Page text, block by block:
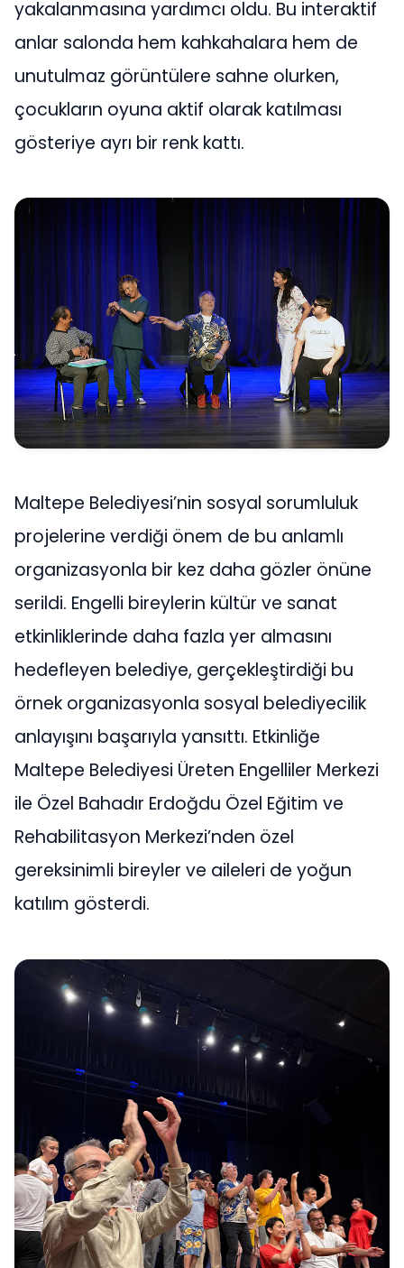
yakalanmasına yardımcı oldu. Bu interaktif
anlar salonda hem kahkahalara hem de
unutulmaz görüntülere sahne olurken,
çocukların oyuna aktif olarak katılması
gösteriye ayrı bir renk kattı.
Maltepe Belediyesi’nin sosyal sorumluluk
projelerine verdiği önem de bu anlamlı
organizasyonla bir kez daha gözler önüne
serildi. Engelli bireylerin kültür ve sanat
etkinliklerinde daha fazla yer almasını
hedefleyen belediye, gerçekleştirdiği bu
örnek organizasyonla sosyal belediyecilik
anlayışını başarıyla yansıttı. Etkinliğe
Maltepe Belediyesi Üreten Engelliler Merkezi
ile Özel Bahadır Erdoğdu Özel Eğitim ve
Rehabilitasyon Merkezi’nden özel
gereksinimli bireyler ve aileleri de yoğun
katılım gösterdi.